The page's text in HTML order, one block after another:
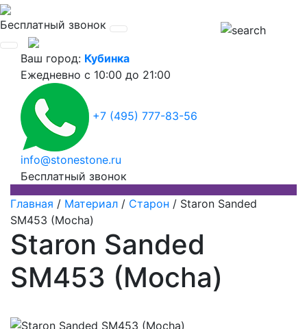
Бесплатный звонок
Ваш город: Кубинка
Ежедневно с 10:00 до 21:00
+7 (495) 777-83-56
info@stonestone.ru
Бесплатный звонок
Главная / Материал / Старон / Staron Sanded
SM453 (Mocha)
Staron Sanded
SM453 (Mocha)